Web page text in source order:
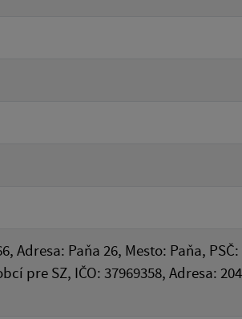
Adresa: Paňa 26, Mesto: Paňa, PSČ:
pre SZ, IČO: 37969358, Adresa: